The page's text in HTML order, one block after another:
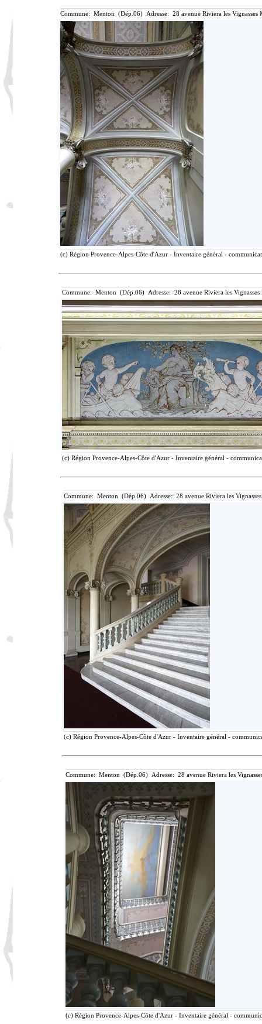
Commune: Menton (Dép.06) Adresse: 28 avenue Riviera les
(c) Région Provence-Alpes-Côte d'Azur - Inventaire général -
Commune: Menton (Dép.06) Adresse: 28 avenue Riviera les
(c) Région Provence-Alpes-Côte d'Azur - Inventaire général -
Commune: Menton (Dép.06) Adresse: 28 avenue Riviera les
(c) Région Provence-Alpes-Côte d'Azur - Inventaire général -
Commune: Menton (Dép.06) Adresse: 28 avenue Riviera les
(c) Région Provence-Alpes-Côte d'Azur - Inventaire général -